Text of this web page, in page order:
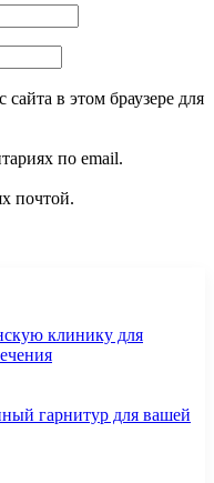
в этом браузере для
по email.
почтой.
клинику для
гарнитур для вашей